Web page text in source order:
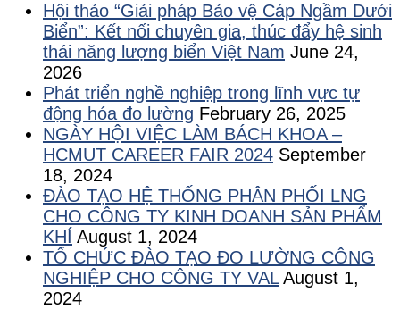
Hội thảo “Giải pháp Bảo vệ Cáp Ngầm Dưới
Biển”: Kết nối chuyên gia, thúc đẩy hệ sinh
thái năng lượng biển Việt Nam June 24,
2026
Phát triển nghề nghiệp trong lĩnh vực tự
động hóa đo lường February 26, 2025
NGÀY HỘI VIỆC LÀM BÁCH KHOA –
HCMUT CAREER FAIR 2024 September
18, 2024
ĐÀO TẠO HỆ THỐNG PHÂN PHỐI LNG
CHO CÔNG TY KINH DOANH SẢN PHẨM
KHÍ August 1, 2024
TỔ CHỨC ĐÀO TẠO ĐO LƯỜNG CÔNG
NGHIỆP CHO CÔNG TY VAL August 1,
2024